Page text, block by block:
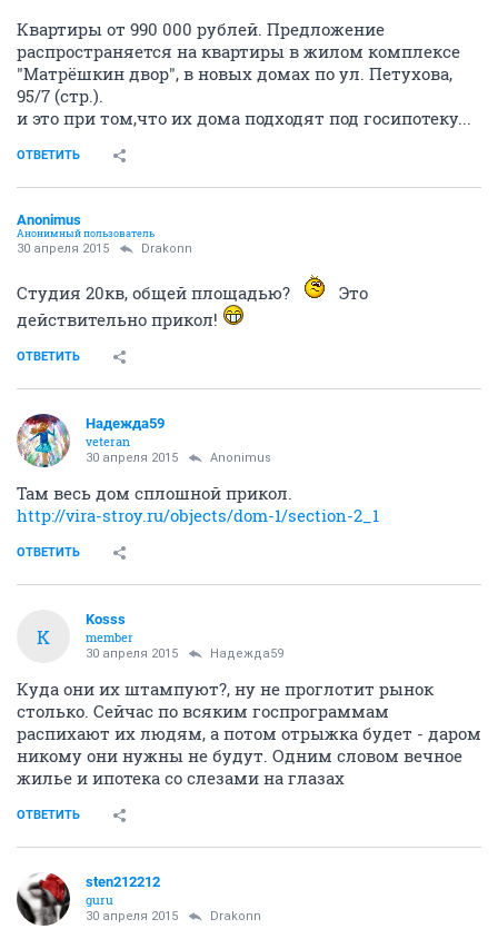
Квартиры от 990 000 рублей. Предложение
распространяется на квартиры в жилом комплексе
"Матрёшкин двор", в новых домах по ул. Петухова,
95/7 (стр.).
и это при том,что их дома подходят под госипотеку...
ОТВЕТИТЬ
Anоnimus
Анонимный пользователь
30 апреля 2015 Drakonn
Студия 20кв, общей площадью?
Это
действительно прикол!
ОТВЕТИТЬ
Надежда59
veteran
30 апреля 2015 Anоnimus
Там весь дом сплошной прикол.
http://vira-stroy.ru/objects/dom-1/section-2_1
ОТВЕТИТЬ
K
Kosss
member
30 апреля 2015 Надежда59
Куда они их штампуют?, ну не проглотит рынок
столько. Сейчас по всяким госпрограммам
распихают их людям, а потом отрыжка будет - даром
никому они нужны не будут. Одним словом вечное
жилье и ипотека со слезами на глазах
ОТВЕТИТЬ
sten212212
guru
30 апреля 2015 Drakonn